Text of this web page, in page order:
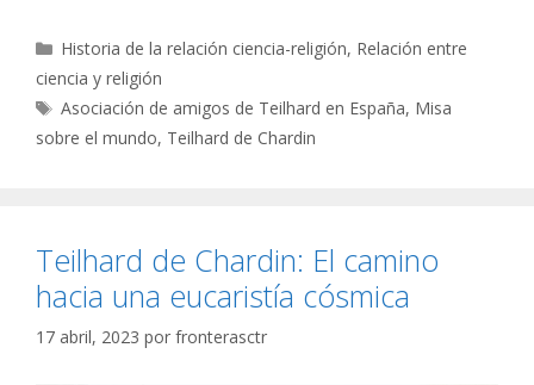
Categorías
Historia de la relación ciencia-religión, Relación entre
ciencia y religión
Etiquetas
Asociación de amigos de Teilhard en España, Misa
sobre el mundo, Teilhard de Chardin
Teilhard de Chardin: El camino
hacia una eucaristía cósmica
17 abril, 2023 por fronterasctr